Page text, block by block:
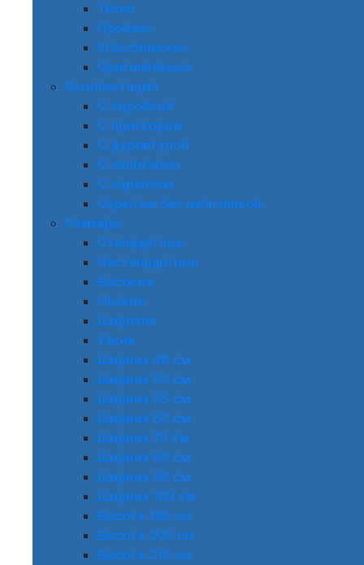
Техно
Прованс
Классические
Оригинальные
Комплектация
С коробкой
С притвором
С фурнитурой
С капителью
С карнизом
Скрытые без наличников
Размеры
Стандартные
Нестандартные
Высокие
Низкие
Широкие
Узкие
Ширина 40 см
Ширина 50 см
Ширина 55 см
Ширина 60 см
Ширина 70 см
Ширина 80 см
Ширина 90 см
Ширина 100 см
Высота 190 см
Высота 200 см
Высота 210 см